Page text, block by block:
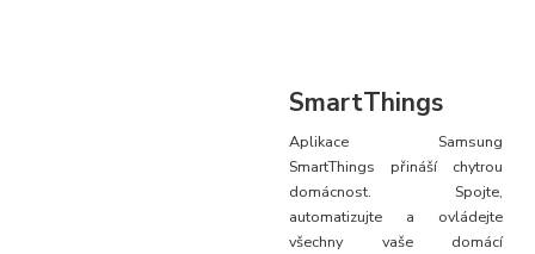
SmartThings
Aplikace Samsung
SmartThings přináší chytrou
domácnost. Spojte,
automatizujte a ovládejte
všechny vaše domácí